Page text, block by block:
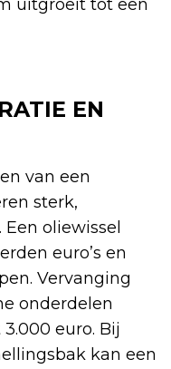
uitgroeit tot een
EN
van een
sterk,
oliewissel
euro’s en
Vervanging
onderdelen
euro. Bij
kan een